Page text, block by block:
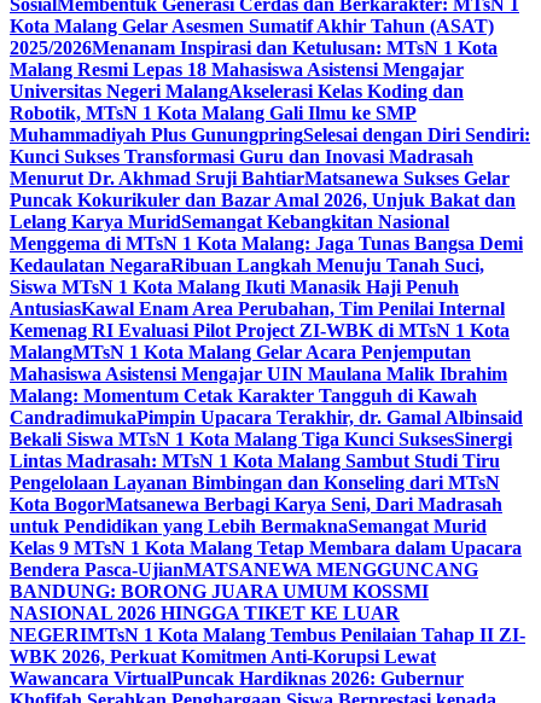
Sosial Membentuk Generasi Cerdas dan Berkarakter: MTsN 1
Kota Malang Gelar Asesmen Sumatif Akhir Tahun (ASAT)
2025/2026Menanam Inspirasi dan Ketulusan: MTsN 1 Kota
Malang Resmi Lepas 18 Mahasiswa Asistensi Mengajar
Universitas Negeri MalangAkselerasi Kelas Koding dan
Robotik, MTsN 1 Kota Malang Gali Ilmu ke SMP
Muhammadiyah Plus GunungpringSelesai dengan Diri Sendiri:
Kunci Sukses Transformasi Guru dan Inovasi Madrasah
Menurut Dr. Akhmad Sruji BahtiarMatsanewa Sukses Gelar
Puncak Kokurikuler dan Bazar Amal 2026, Unjuk Bakat dan
Lelang Karya MuridSemangat Kebangkitan Nasional
Menggema di MTsN 1 Kota Malang: Jaga Tunas Bangsa Demi
Kedaulatan NegaraRibuan Langkah Menuju Tanah Suci,
Siswa MTsN 1 Kota Malang Ikuti Manasik Haji Penuh
AntusiasKawal Enam Area Perubahan, Tim Penilai Internal
Kemenag RI Evaluasi Pilot Project ZI-WBK di MTsN 1 Kota
MalangMTsN 1 Kota Malang Gelar Acara Penjemputan
Mahasiswa Asistensi Mengajar UIN Maulana Malik Ibrahim
Malang: Momentum Cetak Karakter Tangguh di Kawah
CandradimukaPimpin Upacara Terakhir, dr. Gamal Albinsaid
Bekali Siswa MTsN 1 Kota Malang Tiga Kunci SuksesSinergi
Lintas Madrasah: MTsN 1 Kota Malang Sambut Studi Tiru
Pengelolaan Layanan Bimbingan dan Konseling dari MTsN
Kota BogorMatsanewa Berbagi Karya Seni, Dari Madrasah
untuk Pendidikan yang Lebih BermaknaSemangat Murid
Kelas 9 MTsN 1 Kota Malang Tetap Membara dalam Upacara
Bendera Pasca-UjianMATSANEWA MENGGUNCANG
BANDUNG: BORONG JUARA UMUM KOSSMI
NASIONAL 2026 HINGGA TIKET KE LUAR
NEGERIMTsN 1 Kota Malang Tembus Penilaian Tahap II ZI-
WBK 2026, Perkuat Komitmen Anti-Korupsi Lewat
Wawancara VirtualPuncak Hardiknas 2026: Gubernur